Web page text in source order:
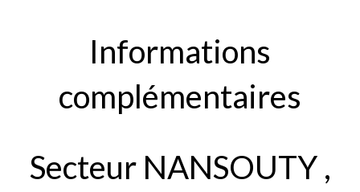
Informations
complémentaires
Secteur NANSOUTY ,